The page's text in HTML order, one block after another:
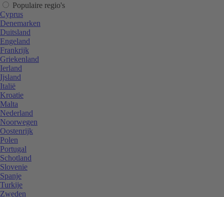
Populaire regio's
Cyprus
Denemarken
Duitsland
Engeland
Frankrijk
Griekenland
Ierland
Ijsland
Italië
Kroatie
Malta
Nederland
Noorwegen
Oostenrijk
Polen
Portugal
Schotland
Slovenie
Spanje
Turkije
Zweden